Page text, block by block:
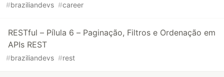
#braziliandevs #career
RESTful – Pílula 6 – Paginação, Filtros e Ordenação em
APIs REST
#braziliandevs #rest